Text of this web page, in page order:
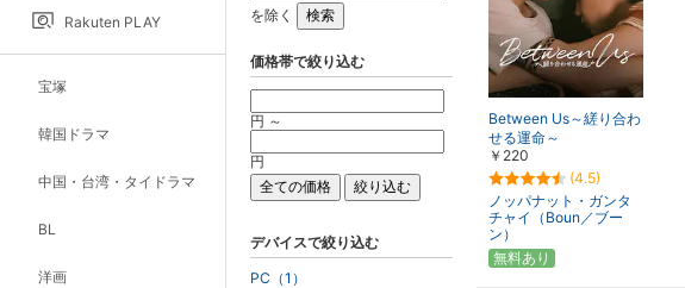
Rakuten PLAY
宝塚
韓国ドラマ
中国・台湾・タイドラマ
BL
洋画
Between Us～縒り合わ
せる運命～
￥220
(4.5)
ノッパナット・ガンタ
チャイ（Boun／ブー
ン）
無料あり
を除く
価格帯で絞り込む
円 ～
円
デバイスで絞り込む
PC（1）